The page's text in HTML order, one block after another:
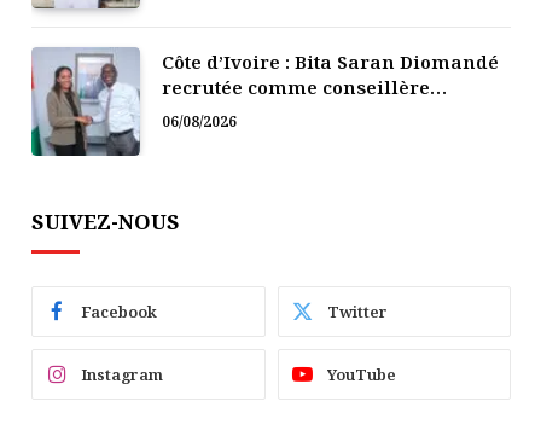
Côte d’Ivoire : Bita Saran Diomandé
recrutée comme conseillère
technique chargée de l’Innovation
et de l’IA
06/08/2026
SUIVEZ-NOUS
Facebook Twitter
Instagram YouTube